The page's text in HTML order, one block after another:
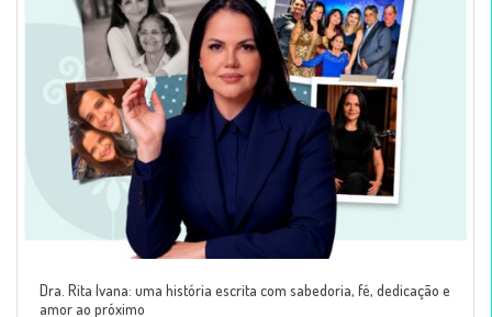
Dra. Rita Ivana: uma história escrita com sabedoria, fé, dedicação e
amor ao próximo